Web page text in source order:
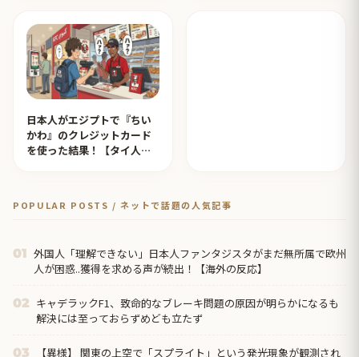
日本人がエジプトで『ちい
かわ』のクレジットカード
を使った結果！【タイ人の
POPULAR POSTS / ネットで話題の人気記事
01 外国人「理解できない」日本人ファンタジスタがまだ無所属で欧州
人が困惑..獲得を求める声が続出！【海外の反応】
02 キャデラックF1、致命的なブレーキ問題の原因が明らかになるも
解決には至っておらずめども立たず
03
【異様】 関東の上空で「スプライト」という発光現象が観測され